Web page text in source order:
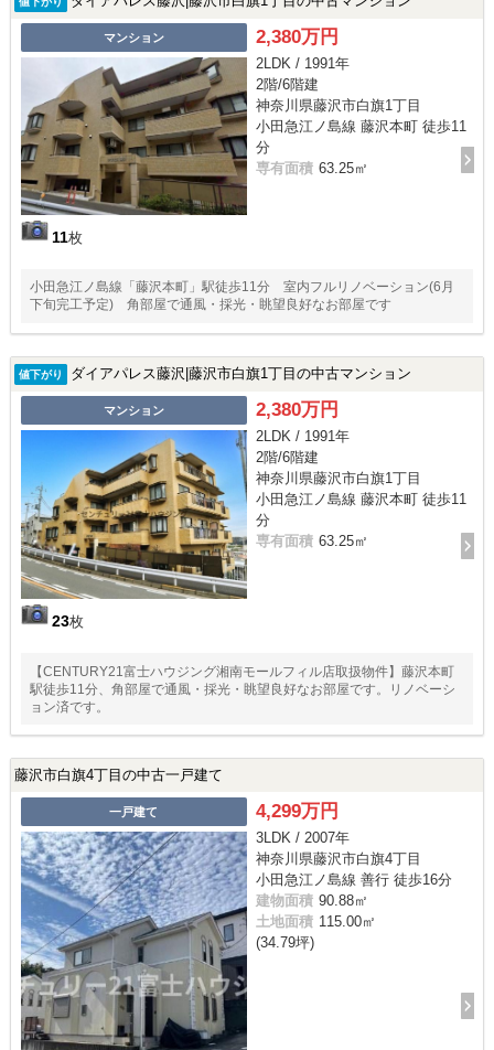
マンション
11枚
2,380万円
2LDK / 1991年
2階/6階建
神奈川県藤沢市白旗1丁目
小田急江ノ島線 藤沢本町 徒歩11
分
専有面積 63.25㎡
小田急江ノ島線「藤沢本町」駅徒歩11分 室内フルリノベーション(6月
下旬完工予定) 角部屋で通風・採光・眺望良好なお部屋です
値下がり ダイアパレス藤沢|藤沢市白旗1丁目の中古マンション
マンション
23枚
2,380万円
2LDK / 1991年
2階/6階建
神奈川県藤沢市白旗1丁目
小田急江ノ島線 藤沢本町 徒歩11
分
専有面積 63.25㎡
【CENTURY21富士ハウジング湘南モールフィル店取扱物件】藤沢本町
駅徒歩11分、角部屋で通風・採光・眺望良好なお部屋です。リノベーシ
ョン済です。
藤沢市白旗4丁目の中古一戸建て
一戸建て 4,299万円
3LDK / 2007年
神奈川県藤沢市白旗4丁目
小田急江ノ島線 善行 徒歩16分
建物面積 90.88㎡
土地面積 115.00㎡
(34.79坪)